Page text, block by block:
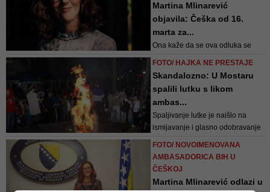
osobi ako date moć, ona je još
bolja. Ambasadorica je dokazala
ovo drugo"
Martina Mlinarević
objavila: Češka od 16.
marta za...
Ona kaže da se ova odluka se
zasad ne vrijedi za vozače
kamiona
FOTO/ HAJKA NE PRESTAJE
Skandalozno: U Mostaru
spalili lutku s likom
ambas...
Spaljivanje lutke je naišlo na
ismijavanje i glasno odobravanje
FOTO/ NOVOIMENOVANA
AMBASADORICA BIH U
ČEŠKOJ
Martina Mlinarević odlazi u